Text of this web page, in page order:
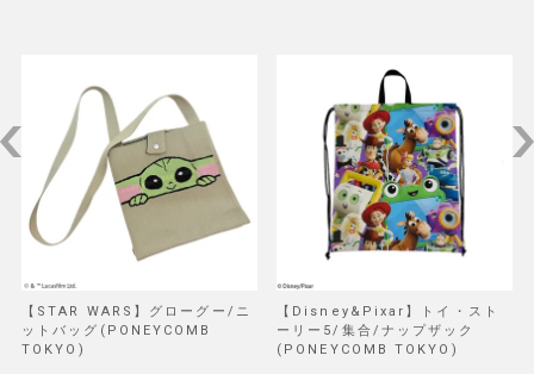
【STAR WARS】グローグー/ニ
ットバッグ(PONEYCOMB
TOKYO)
【Disney&Pixar】トイ・スト
ーリー5/集合/ナップザック
(PONEYCOMB TOKYO)